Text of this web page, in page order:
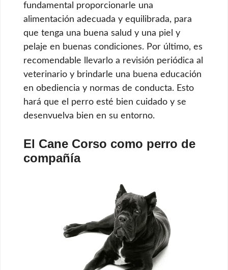
fundamental proporcionarle una
alimentación adecuada y equilibrada, para
que tenga una buena salud y una piel y
pelaje en buenas condiciones. Por último, es
recomendable llevarlo a revisión periódica al
veterinario y brindarle una buena educación
en obediencia y normas de conducta. Esto
hará que el perro esté bien cuidado y se
desenvuelva bien en su entorno.
El Cane Corso como perro de
compañía